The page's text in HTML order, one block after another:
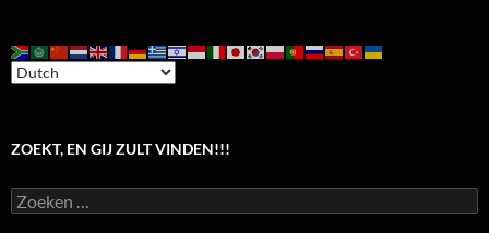
ZOEKT, EN GIJ ZULT VINDEN!!!
Zoeken
naar: